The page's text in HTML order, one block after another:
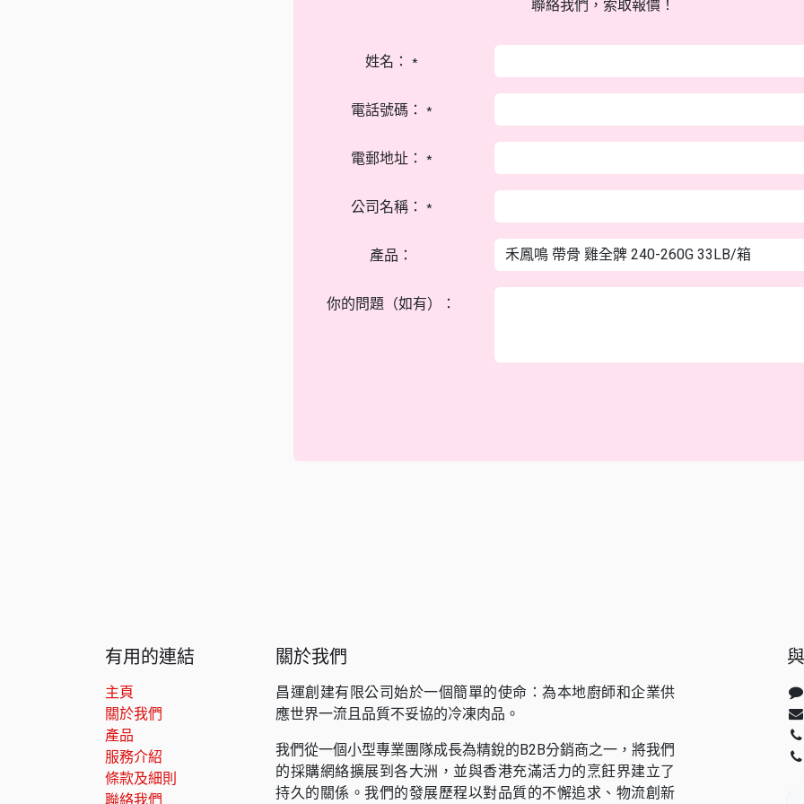
聯絡我們，索取報價！
姓名： *
電話號碼： *
電郵地址： *
公司名稱： *
產品：
你的問題（如有）：
有用的連結
主頁
關於我們
產品
服務介紹
條款及細則
聯絡我們
關於我們
昌運創建有限公司始於一個簡單的使命：為本地廚師和企業供
應世界一流且品質不妥協的冷凍肉品。
我們從一個小型專業團隊成長為精銳的B2B分銷商之一，將我們
的採購網絡擴展到各大洲，並與香港充滿活力的烹飪界建立了
持久的關係。我們的發展歷程以對品質的不懈追求、物流創新